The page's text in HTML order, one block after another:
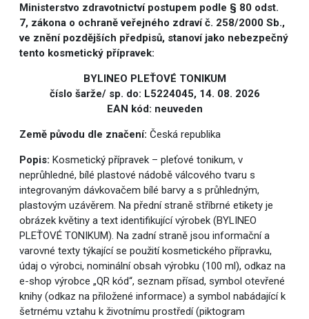
Ministerstvo zdravotnictví postupem podle § 80 odst.
7, zákona o ochraně veřejného zdraví č. 258/2000 Sb.,
ve znění pozdějších předpisů, stanoví jako nebezpečný
tento kosmetický přípravek:
BYLINEO PLEŤOVÉ TONIKUM
číslo šarže/ sp. do: L5224045, 14. 08. 2026
EAN kód: neuveden
Země původu dle značení: Česká republika
Popis: Kosmetický přípravek – pleťové tonikum, v
neprůhledné, bílé plastové nádobě válcového tvaru s
integrovaným dávkovačem bílé barvy a s průhledným,
plastovým uzávěrem. Na přední straně stříbrné etikety je
obrázek květiny a text identifikující výrobek (BYLINEO
PLEŤOVÉ TONIKUM). Na zadní straně jsou informační a
varovné texty týkající se použití kosmetického přípravku,
údaj o výrobci, nominální obsah výrobku (100 ml), odkaz na
e-shop výrobce „QR kód“, seznam přísad, symbol otevřené
knihy (odkaz na přiložené informace) a symbol nabádající k
šetrnému vztahu k životnímu prostředí (piktogram